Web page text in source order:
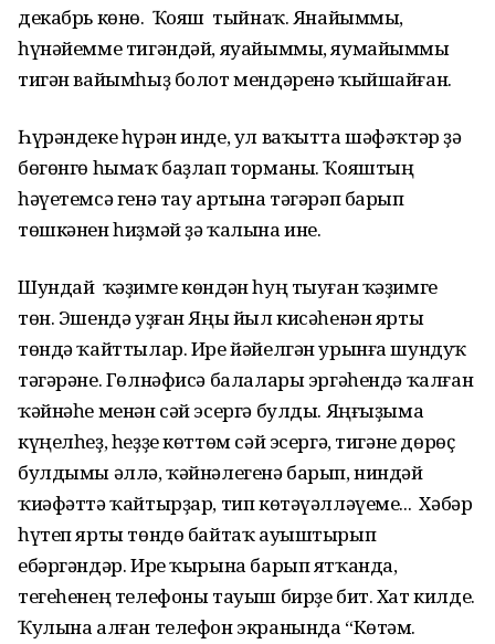
декабрь көнө. Ҡояш тыйнаҡ. Янайыммы,
һүнәйемме тигәндәй, яуайыммы, яумайыммы
тигән вайымһыҙ болот мендәренә ҡыйшайған.
Һүрәндеке һүрән инде, ул ваҡытта шәфәҡтәр ҙә
бөгөнгө һымаҡ баҙлап торманы. Ҡояштың
һәүетемсә генә тау артына тәгәрәп барып
төшкәнен һиҙмәй ҙә ҡалына ине.
Шундай ҡәҙимге көндән һуң тыуған ҡәҙимге
төн. Эшендә уҙған Яңы йыл кисәһенән ярты
төндә ҡайттылар. Ире йәйелгән урынға шундуҡ
тәгәрәне. Гөлнәфисә балалары эргәһендә ҡалған
ҡәйнәһе менән сәй эсергә булды. Яңғыҙыма
күңелһеҙ, һеҙҙе көттөм сәй эсергә, тигәне дөрөҫ
булдымы әллә, ҡәйнәлегенә барып, ниндәй
ҡиәфәттә ҡайтырҙар, тип көтәүәлләүеме... Хәбәр
һүтеп ярты төндө байтаҡ ауыштырып
ебәргәндәр. Ире ҡырына барып ятҡанда,
тегеһенең телефоны тауыш бирҙе бит. Хат килде.
Ҡулына алған телефон экранында “Көтәм.